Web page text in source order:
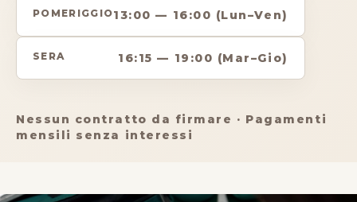
POMERIGGIO13:00 — 16:00 (Lun–Ven)
SERA 16:15 — 19:00 (Mar–Gio)
Nessun contratto da firmare · Pagamenti
mensili senza interessi